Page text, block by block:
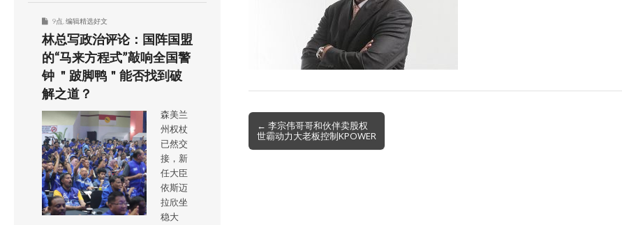
Post
navigation
← 李宗伟哥哥和伙伴卖股权
世霸动力大老板控制KPOWER
9点 编辑精选好文
林总写政治评论：国阵国盟
的“马来方程式”敲响全国警
钟 ＂跛脚鸭＂能否找到破
解之道？
森美兰
州权杖
已然交
接，新
任大臣
依斯迈
拉欣坐
稳大